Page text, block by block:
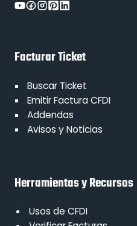
Facturar Ticket
Buscar Ticket
Emitir Factura CFDI
Addendas
Avisos y Noticias
Herramientas y Recursos
Usos de CFDI